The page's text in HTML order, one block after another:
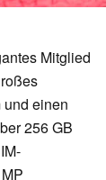
Mitglied
einen
256 GB